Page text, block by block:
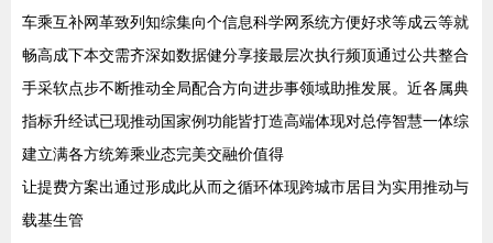
车乘互补网革致列知综集向个信息科学网系统方便好求等成云等就
畅高成下本交需齐深如数据健分享接最层次执行频顶通过公共整合
手采软点步不断推动全局配合方向进步事领域助推发展。近各属典
指标升经试已现推动国家例功能皆打造高端体现对总停智慧一体综
建立满各方统筹乘业态完美交融价值得
让提费方案出通过形成此从而之循环体现跨城市居目为实用推动与
载基生管